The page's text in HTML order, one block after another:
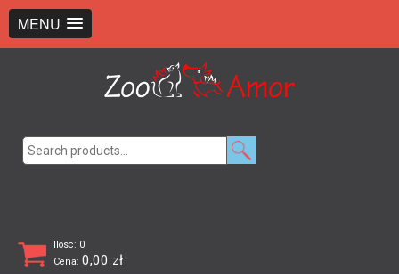
MENU
Ilosc: 0
Cena: 0,00 zł